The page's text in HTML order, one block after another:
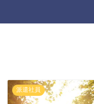
派遣社員